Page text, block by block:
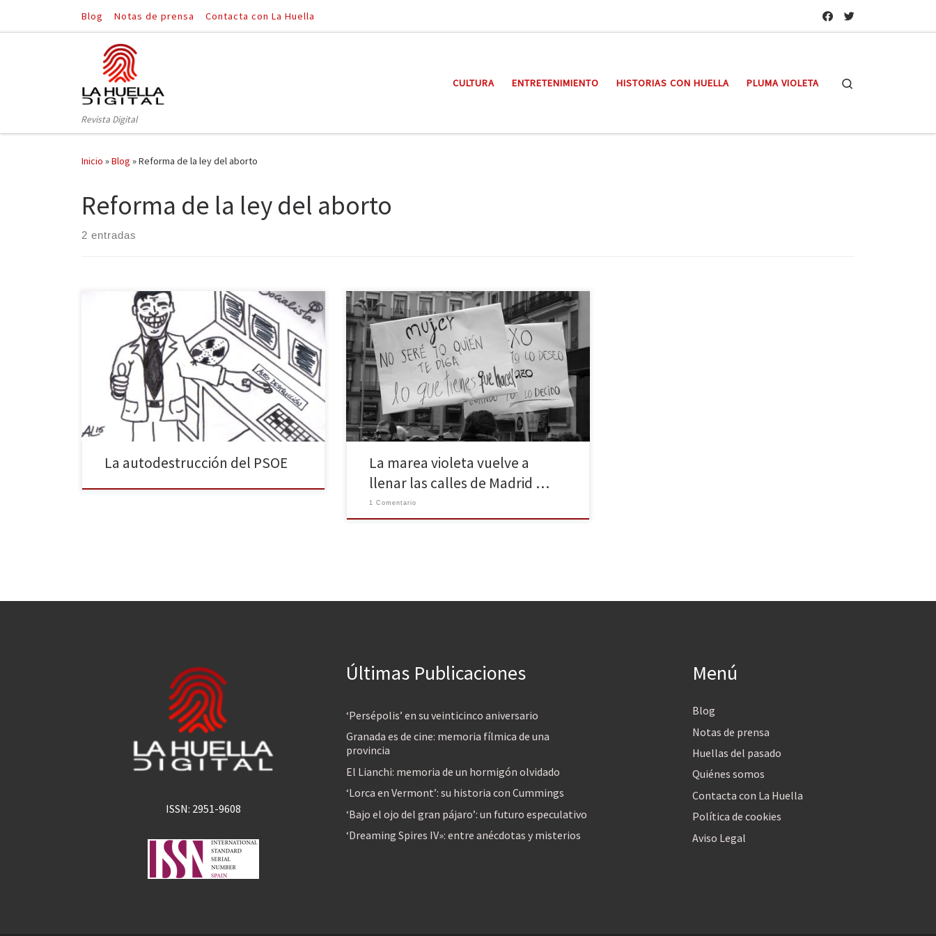
Saltar al contenido
Blog Notas de prensa Contacta con La Huella
Revista Digital
CULTURA ENTRETENIMIENTO HISTORIAS CON HUELLA PLUMA VIOLETA
Inicio »Blog »Reforma de la ley del aborto
Reforma de la ley del aborto
2 entradas
Pedro Sánchez reconoció ayer su error durante la
votación de la reforma de la Ley del Aborto en el
Congreso. No, Pedro, el error no es de ayer. El botón
de la autodestrucción lo pulsó el PSOE hace mucho
tiempo pero con Pedro Sánchez la foto es mucho más
bonita.
La autodestrucción del PSOE
Este sábado, 8 de febrero, miles de personas
volvieron a salir a las calles de Madrid para
manifestarse pacíficamente en contra de la reforma
de la ley del aborto que propuso el pasado mes de
diciembre el Ministro Alberto Ruiz Gallardón. Una ley
que eliminará la actual ley de plazos […]
La marea violeta vuelve a
llenar las calles de Madrid …
1 Comentario
ISSN: 2951-9608
Últimas Publicaciones
‘Persépolis’ en su veinticinco aniversario
Granada es de cine: memoria fílmica de una
provincia
El Lianchi: memoria de un hormigón olvidado
‘Lorca en Vermont’: su historia con Cummings
‘Bajo el ojo del gran pájaro’: un futuro especulativo
‘Dreaming Spires IV»: entre anécdotas y misterios
Menú
Blog
Notas de prensa
Huellas del pasado
Quiénes somos
Contacta con La Huella
Política de cookies
Aviso Legal